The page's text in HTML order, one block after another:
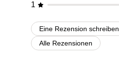
1
Eine Rezension schreiben
Alle Rezensionen